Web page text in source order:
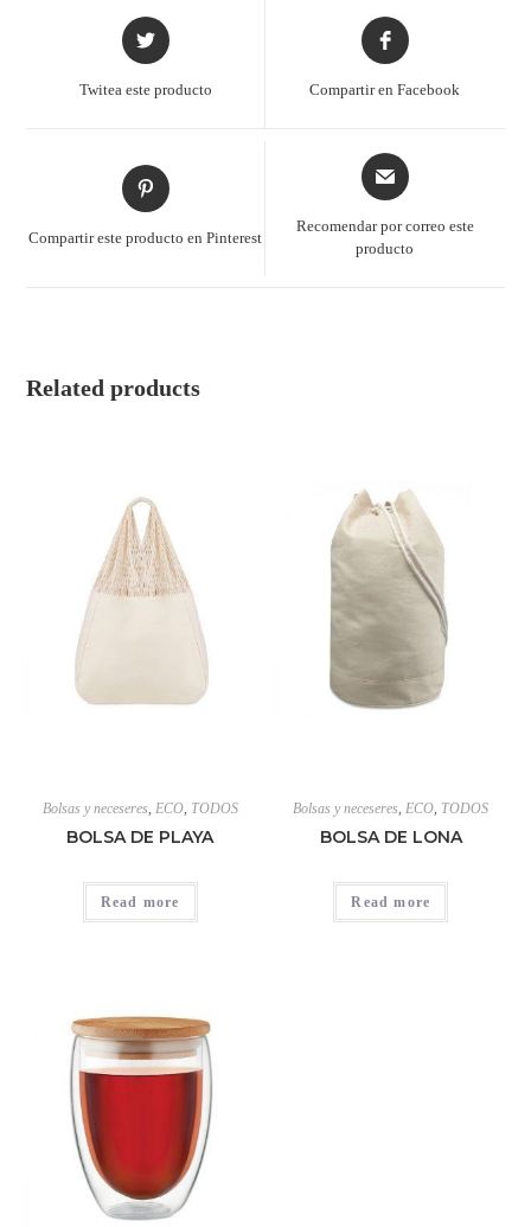
Twitea este producto Compartir en Facebook
Compartir este producto en Pinterest
Recomendar por correo este
producto
Related products
Bolsas y neceseres, ECO, TODOS
BOLSA DE PLAYA
Read more
Bolsas y neceseres,ECO, TODOS
BOLSA DE LONA
Read more